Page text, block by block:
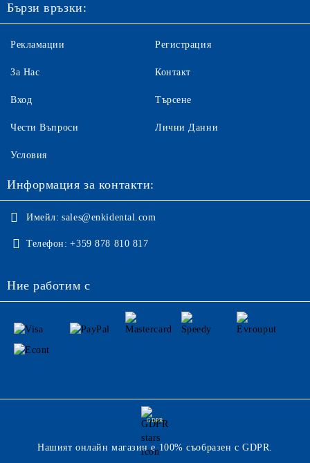
Бързи връзки:
Рекламации
За Нас
Вход
Чести Въпроси
Регистрация
Контакт
Търсене
Лични Данни
Условия
Информация за контакти:
Имейл: sales@enkidental.com
Телефон: +359 878 810 817
Ние работим с
GDPR
Нашият онлайн магазин е 100% съобразен с GDPR.